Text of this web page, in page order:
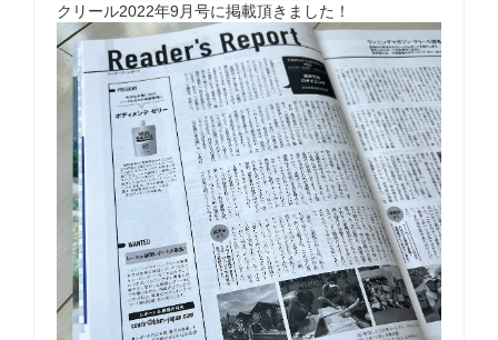
クリール2022年9月号に掲載頂きました！